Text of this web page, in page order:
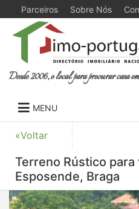
Parceiros Sobre Nós
Desde 2006, o local para procurar casa
MENU
«Voltar
Terreno Rústico para
Esposende, Braga